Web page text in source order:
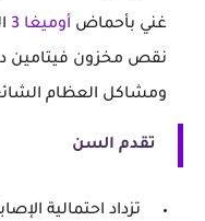
غني بأحماض أوميغا 3
نقص مخزون فيتامين د
ومشاكل العظام
تقدم السن
تزداد احتمالية